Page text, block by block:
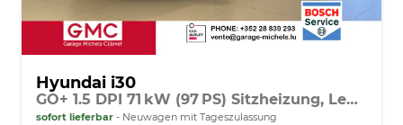
Hyundai i30
GO+ 1.5 DPI 71 kW (97 PS) Sitzheizung, Lenkradheizung, 2-Zonen-Klimaautomatik, Android Auto, Apple CarPlay, Navigationssystem, DAB, Indutkionsladen für Smartphones, 17 Zoll Leichtmetallfelgen, uvm.
sofort lieferbar Neuwagen mit Tageszulassung